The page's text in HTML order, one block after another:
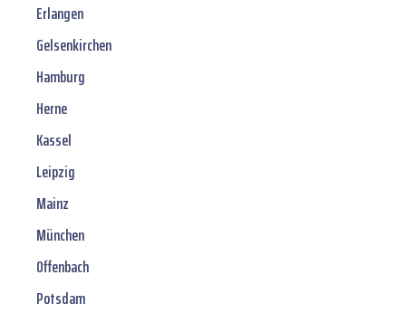
Erlangen
Gelsenkirchen
Hamburg
Herne
Kassel
Leipzig
Mainz
München
Offenbach
Potsdam